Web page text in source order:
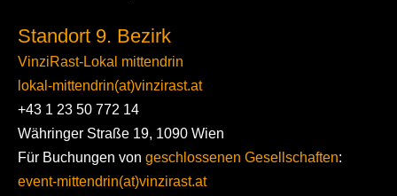
Standort 9. Bezirk
VinziRast-Lokal mittendrin
lokal-mittendrin(at)vinzirast.at
+43 1 23 50 772 14
Währinger Straße 19, 1090 Wien
Für Buchungen von geschlossenen Gesellschaften:
event-mittendrin(at)vinzirast.at